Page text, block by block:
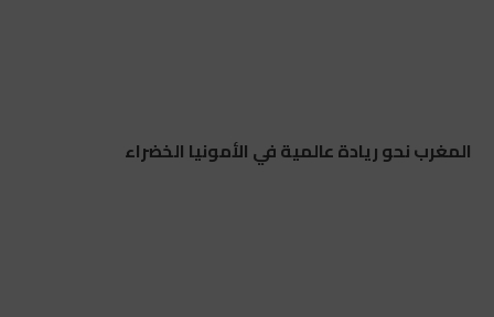
المغرب نحو ريادة عالمية في الأمونيا الخضراء